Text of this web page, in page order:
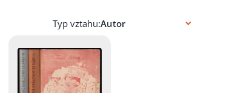
Typ vztahu: